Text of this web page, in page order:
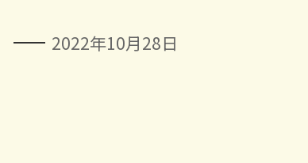
2022年10月28日